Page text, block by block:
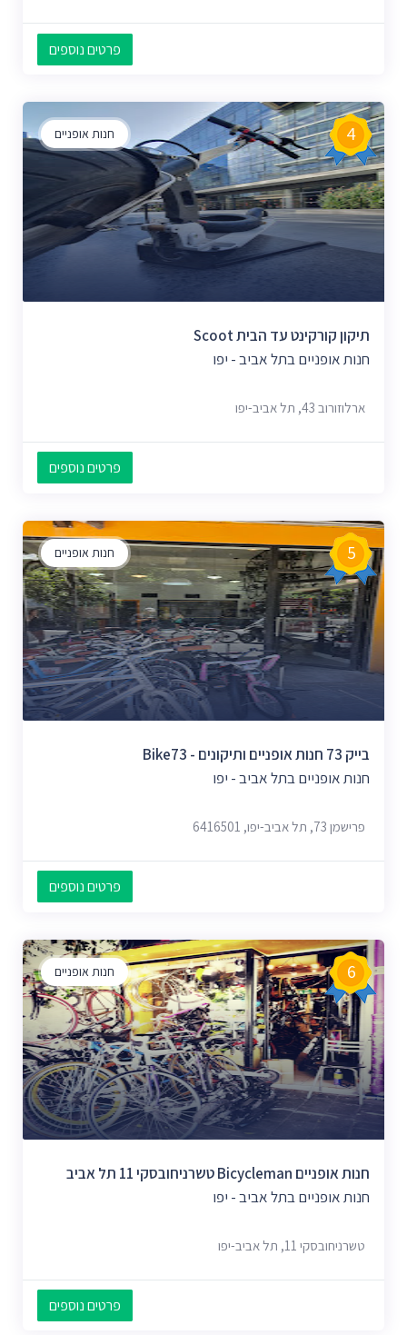
פרטים נוספים
חנות אופניים 4
תיקון קורקינט עד הבית Scoot
חנות אופניים בתל אביב - יפו
ארלוזורוב 43, תל אביב-יפו
פרטים נוספים
חנות אופניים 5
בייק 73 חנות אופניים ותיקונים - Bike73
חנות אופניים בתל אביב - יפו
פרישמן 73, תל אביב-יפו, 6416501
פרטים נוספים
חנות אופניים 6
חנות אופניים Bicycleman טשרניחובסקי 11 תל אביב
חנות אופניים בתל אביב - יפו
טשרניחובסקי 11, תל אביב-יפו
פרטים נוספים